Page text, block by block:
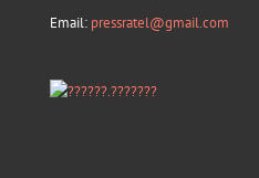
Email: pressratel@gmail.com